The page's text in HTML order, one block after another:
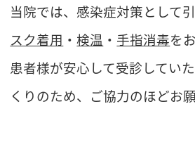
当院では、感染症対策として
スク着用 ・検温 ・ 手指消毒を
患者様が安心して受診してい
くりのため、ご協力のほどお